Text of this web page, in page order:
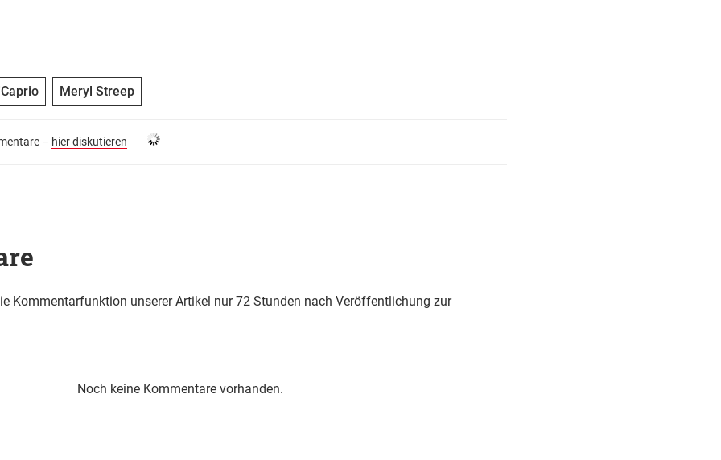
Meryl Streep
– hier diskutieren
Kommentarfunktion unserer Artikel nur 72 Stunden nach Veröffentlichung zur
Noch keine Kommentare vorhanden.